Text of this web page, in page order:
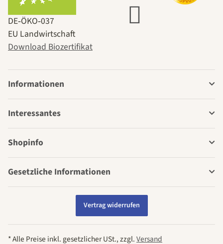
DE‑ÖKO‑037
EU Landwirtschaft
Download Biozertifikat
Informationen
Interessantes
Shopinfo
Gesetzliche Informationen
Vertrag widerrufen
* Alle Preise inkl. gesetzlicher USt., zzgl.Versand